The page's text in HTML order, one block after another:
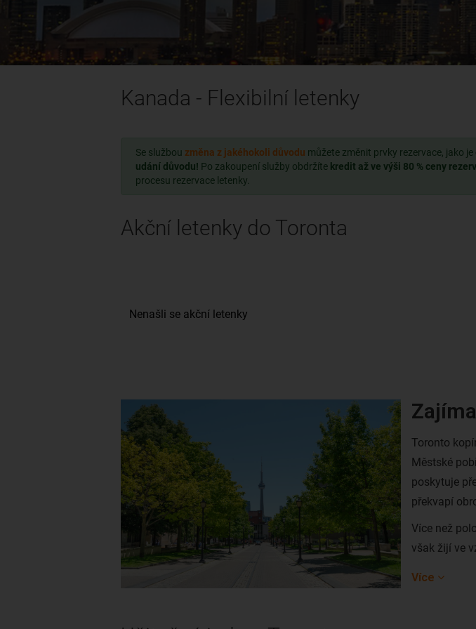
Kanada - Flexibilní letenky
Se službou změna z jakéhokoli důvodu můžete změnit prvky rezervace, jako je
udání důvodu! Po zakoupení služby obdržíte kredit až ve výši 80 % ceny
procesu rezervace letenky.
Akční letenky do Toronta
Toronto
Městské
poskytuje
překvapí
Více než
však žijí ve
Více